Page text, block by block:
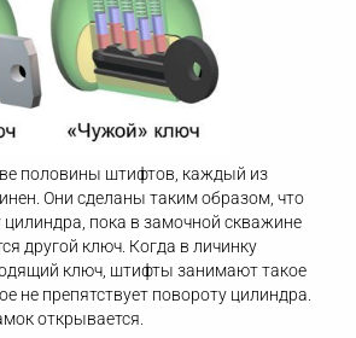
половины штифтов, каждый из
Они сделаны таким образом, что
пока в замочной скважине
другой ключ. Когда в личинку
ключ, штифты занимают такое
не препятствует повороту цилиндра.
открывается.